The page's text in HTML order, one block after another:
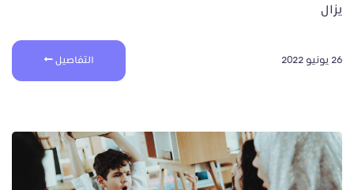
يزال
26 يونيو 2022 التفاصيل